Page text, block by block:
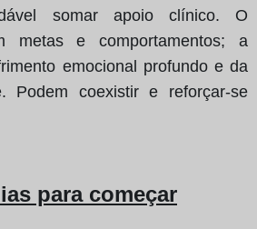
somar apoio clínico. O
metas e comportamentos; a
emocional profundo e da
Podem coexistir e reforçar-se
para começar